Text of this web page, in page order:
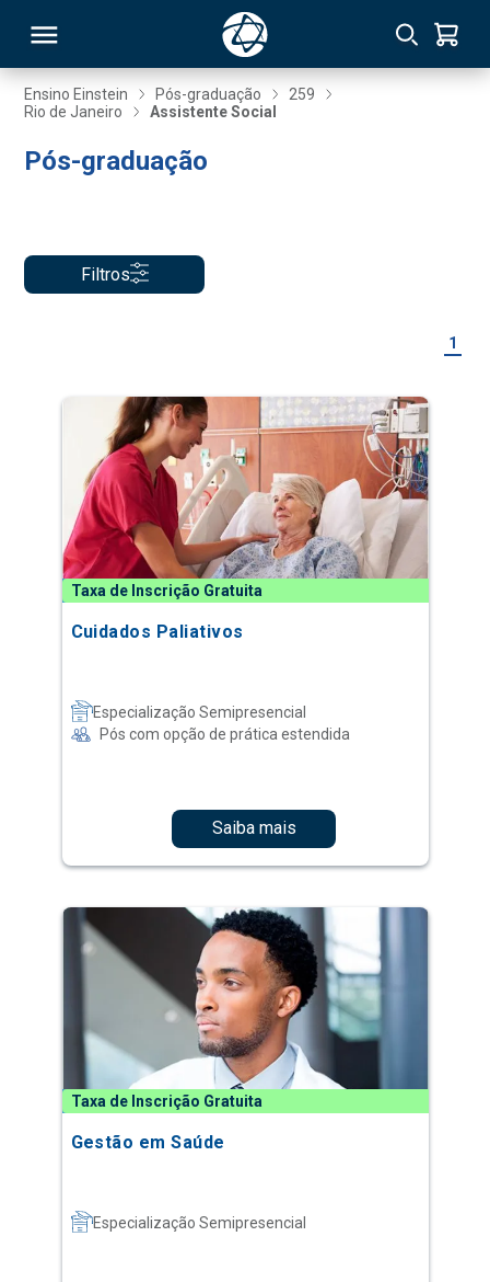
Ensino Einstein Pós-graduação
259
Rio de Janeiro
Assistente Social
Pós-graduação
Filtros
1
Taxa de Inscrição Gratuita
Cuidados Paliativos
Especialização Semipresencial
Pós com opção de prática estendida
Saiba mais
Taxa de Inscrição Gratuita
Gestão em Saúde
Especialização Semipresencial